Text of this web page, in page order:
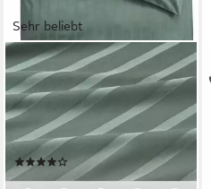
Sehr beliebt
LEGER HOME BY LENA GERCKE
Bettwäsche Leonore, Mako-
Satin, 2 teilig, Mako-Satin
Streifen aus 100% Baumwolle,
Größe ab 135x200 cm
(156)
ab 31,99 € UVP59,99 €